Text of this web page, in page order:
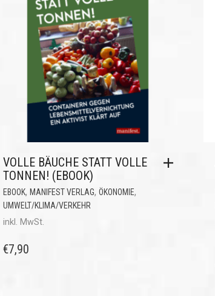
VOLLE BÄUCHE STATT VOLLE
TONNEN! (EBOOK)
EBOOK, MANIFEST VERLAG, ÖKONOMIE,
UMWELT/KLIMA/VERKEHR
inkl. MwSt.
€7,90